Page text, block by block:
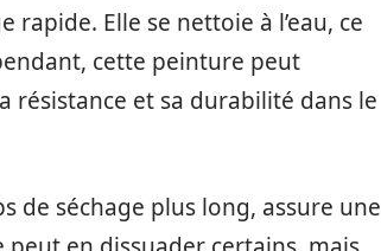
rapide. Elle se nettoie à l’eau, ce
cette peinture peut
résistance et sa durabilité dans le
de séchage plus long, assure une